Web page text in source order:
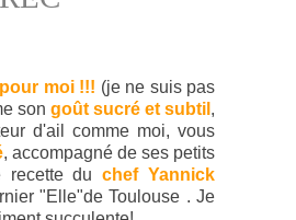
moi !!! (je ne suis pas
son goût sucré et subtil ,
d'ail comme moi, vous
, accompagné de ses petits
recette duchef Yannick
"Elle"de Toulouse . Je